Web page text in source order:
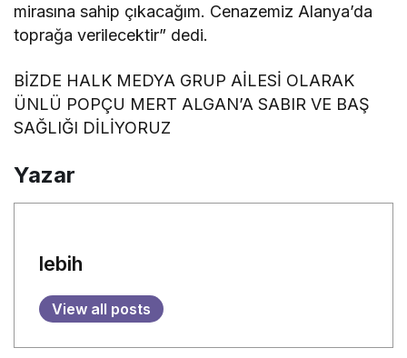
mirasına sahip çıkacağım. Cenazemiz Alanya’da
toprağa verilecektir” dedi.
BİZDE HALK MEDYA GRUP AİLESİ OLARAK
ÜNLÜ POPÇU MERT ALGAN’A SABIR VE BAŞ
SAĞLIĞI DİLİYORUZ
Yazar
lebih
View all posts